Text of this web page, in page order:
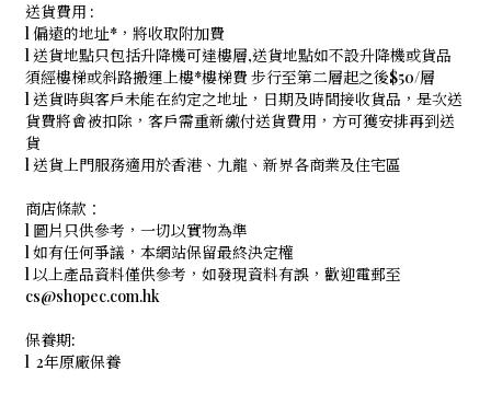
送貨費用 :
l 偏遠的地址*，將收取附加費
l 送貨地點只包括升降機可達樓層,送貨地點如不設升降機或貨品
須經樓梯或斜路搬運上樓*樓梯費 步行至第二層起之後$50/層
l 送貨時與客戶未能在約定之地址，日期及時間接收貨品，是次送
貨費將會被扣除，客戶需重新繳付送貨費用，方可獲安排再到送
貨
l 送貨上門服務適用於香港、九龍、新界各商業及住宅區
商店條款：
l 圖片只供參考，一切以實物為準
l 如有任何爭議，本網站保留最終決定權
l 以上產品資料僅供參考，如發現資料有誤，歡迎電郵至
cs@shopec.com.hk
保養期:
l 2年原廠保養